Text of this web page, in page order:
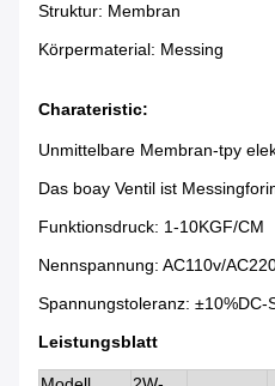
Struktur: Membran
Körpermaterial: Messing
Charateristic:
Unmittelbare Membran-tpy
Das boay Ventil ist
Funktionsdruck: 1-10KGF/CM
Nennspannung: AC110v/
Spannungstoleranz:
Leistungsblatt